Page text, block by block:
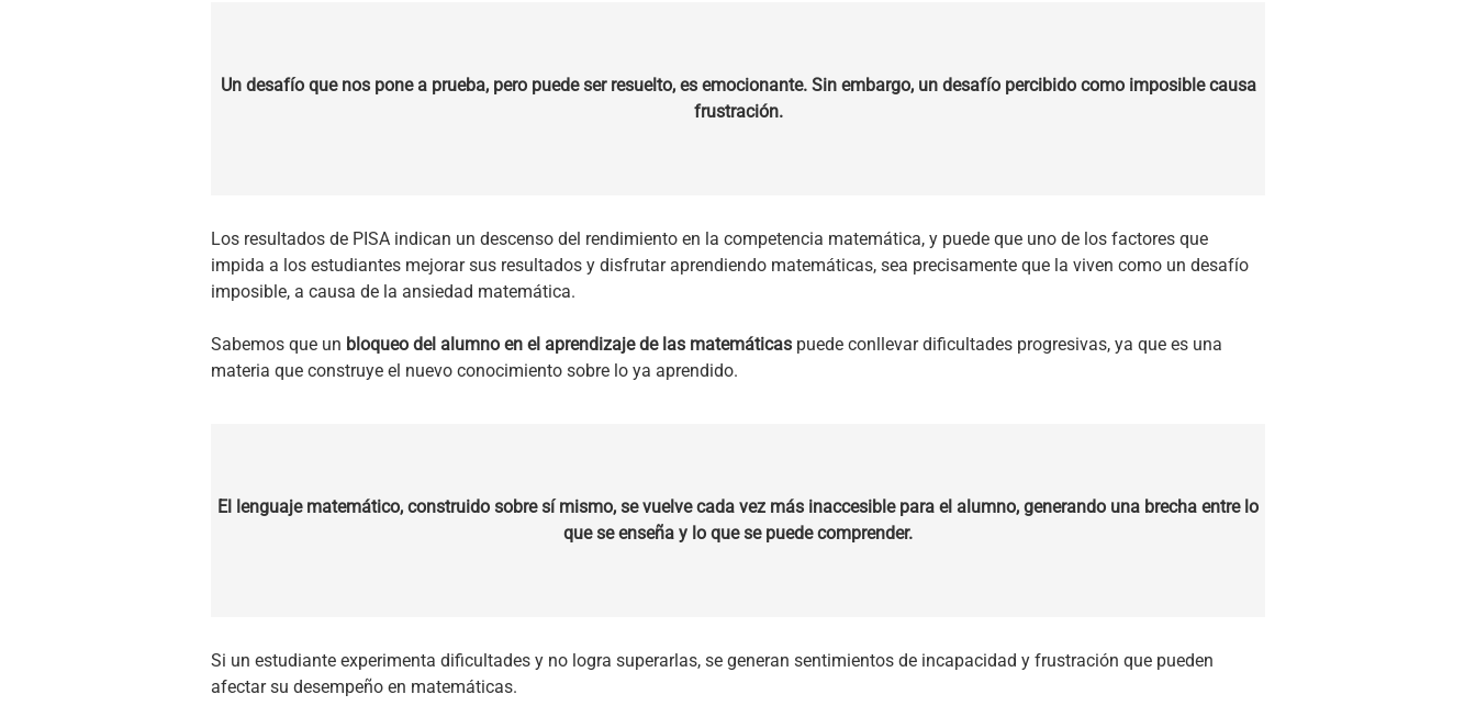
Un desafío que nos pone a prueba, pero puede ser resuelto, es emocionante. Sin embargo, un desafío percibido como imposible causa
frustración.
Los resultados de PISA indican un descenso del rendimiento en la competencia matemática, y puede que uno de los factores que
impida a los estudiantes mejorar sus resultados y disfrutar aprendiendo matemáticas, sea precisamente que la viven como un desafío
imposible, a causa de la ansiedad matemática.
Sabemos que un bloqueo del alumno en el aprendizaje de las matemáticas puede conllevar dificultades progresivas, ya que es una
materia que construye el nuevo conocimiento sobre lo ya aprendido.
El lenguaje matemático, construido sobre sí mismo, se vuelve cada vez más inaccesible para el alumno, generando una brecha entre lo
que se enseña y lo que se puede comprender.
Si un estudiante experimenta dificultades y no logra superarlas, se generan sentimientos de incapacidad y frustración que pueden
afectar su desempeño en matemáticas.